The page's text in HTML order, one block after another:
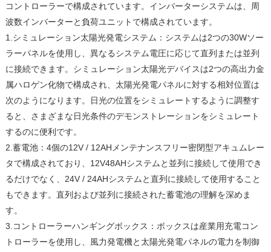
コントローラーで構成されています。インバーターシステムは、周
波数インバーターと負荷ユニットで構成されています。
1.シミュレーション太陽光発電システム：システムは2つの30Wソー
ラーパネルを使用し、異なるシステム電圧に応じて直列または並列
に接続できます。シミュレーション太陽光デバイスは2つの高出力金
属ハロゲン化物で構成され、太陽光発電パネルに対する相対位置は
次のようになります。日光の位置をシミュレートするように調整す
ると、さまざまな日光条件のデモンストレーションをシミュレート
するのに便利です。
2.蓄電池：4個の12V / 12AHメンテナンスフリー密閉型アキュムレー
タで構成されており、12V48AHシステムと並列に接続して使用でき
るだけでなく、24V / 24AHシステムと直列に接続して使用すること
もできます。直列および並列に接続された蓄電池の理解を深めま
す。
3.コントローラーハンギングボックス：ボックスは産業用充電コン
トローラーを使用し、風力発電機と太陽光発電パネルの電力を制御